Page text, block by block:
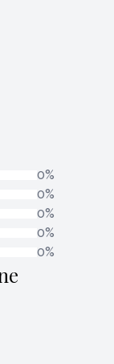
0%
0%
0%
0%
0%